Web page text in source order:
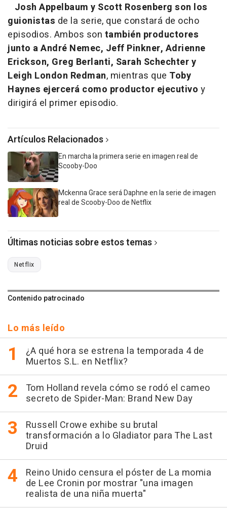
Josh Appelbaum y Scott Rosenberg son los
guionistas de la serie, que constará de ocho
episodios. Ambos son también productores
junto a André Nemec, Jeff Pinkner, Adrienne
Erickson, Greg Berlanti, Sarah Schechter y
Leigh London Redman, mientras que Toby
Haynes ejercerá como productor ejecutivo y
dirigirá el primer episodio.
Artículos Relacionados
En marcha la primera serie en imagen real de
Scooby-Doo
Mckenna Grace será Daphne en la serie de imagen
real de Scooby-Doo de Netflix
Últimas noticias sobre estos temas
Netflix
Contenido patrocinado
Lo más leído
¿A qué hora se estrena la temporada 4 de
Muertos S.L. en Netflix?
Tom Holland revela cómo se rodó el cameo
secreto de Spider-Man: Brand New Day
Russell Crowe exhibe su brutal
transformación a lo Gladiator para The Last
Druid
Reino Unido censura el póster de La momia
de Lee Cronin por mostrar "una imagen
realista de una niña muerta"